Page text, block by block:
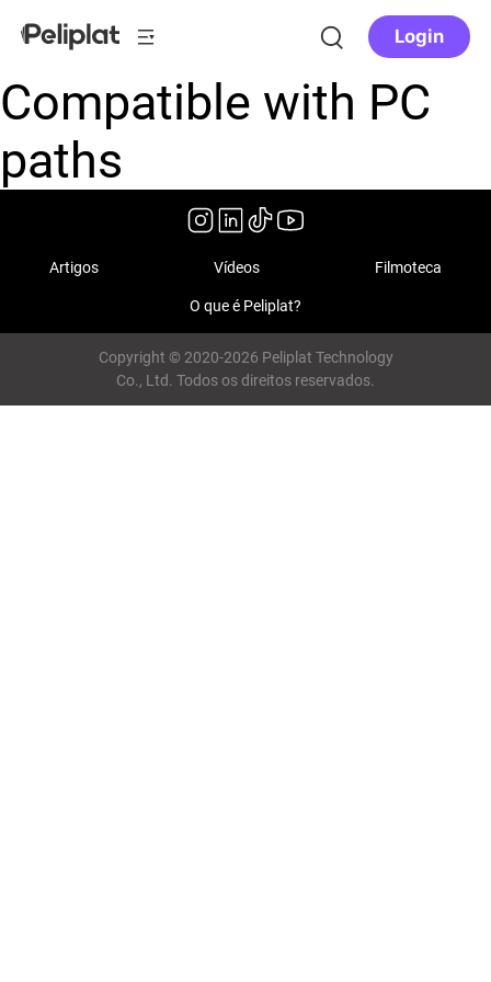
Login
Compatible with PC
paths
Artigos Vídeos Filmoteca
O que é Peliplat?
Copyright © 2020-2026 Peliplat Technology
Co., Ltd. Todos os direitos reservados.